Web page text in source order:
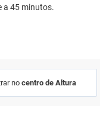
a 45 minutos.
no centro de Altura